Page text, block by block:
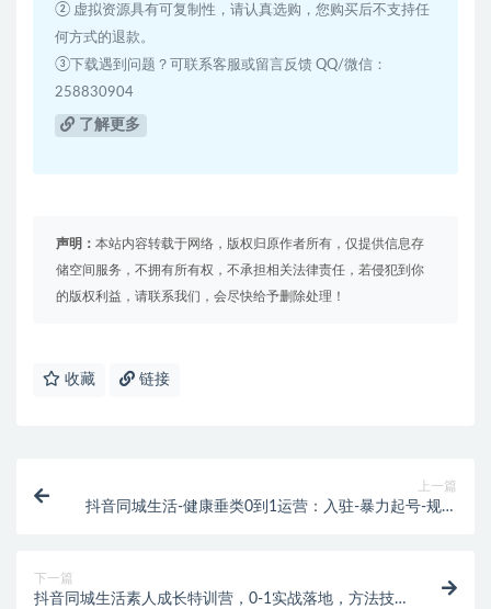
② 虚拟资源具有可复制性，请认真选购，您购买后不支持任
何方式的退款。
③下载遇到问题？可联系客服或留言反馈 QQ/微信：
258830904
了解更多
声明： 本站内容转载于网络，版权归原作者所有，仅提供信息存
储空间服务，不拥有所有权，不承担相关法律责任，若侵犯到你
的版权利益，请联系我们，会尽快给予删除处理！
收藏 链接
上一篇
抖音同城生活-健康垂类0到1运营：入驻-暴力起号-规则
下一篇
抖音同城生活素人成长特训营，0-1实战落地，方法技